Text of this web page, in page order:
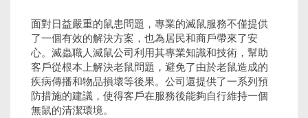
面對日益嚴重的鼠患問題，專業的滅鼠服務不僅提供
了一個有效的解決方案，也為居民和商戶帶來了安
心。滅蟲職人滅鼠公司利用其專業知識和技術，幫助
客戶從根本上解決老鼠問題，避免了由於老鼠造成的
疾病傳播和物品損壞等後果。公司還提供了一系列預
防措施的建議，使得客戶在服務後能夠自行維持一個
無鼠的清潔環境。